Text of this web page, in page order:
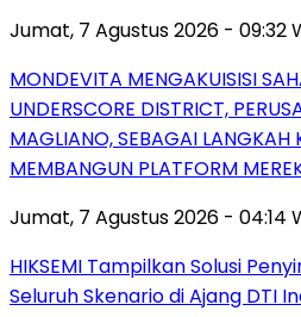
Jumat, 7 Agustus 2026 - 09:32
MONDEVITA MENGAKUISISI
UNDERSCORE DISTRICT,
MAGLIANO, SEBAGAI LANGKAH
MEMBANGUN PLATFORM
Jumat, 7 Agustus 2026 - 04:14
HIKSEMI Tampilkan Solusi
Seluruh Skenario di Ajang DTI